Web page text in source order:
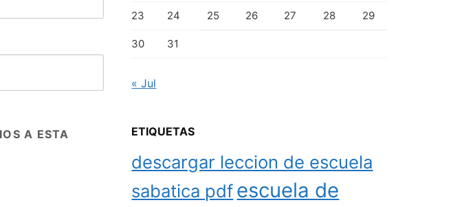
A ESTA
23 24 25 26 27 28 29
30 31
« Jul
ETIQUETAS
descargar leccion de escuela
sabatica pdfescuela de